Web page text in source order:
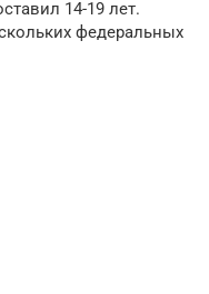
14-19 лет.
федеральных